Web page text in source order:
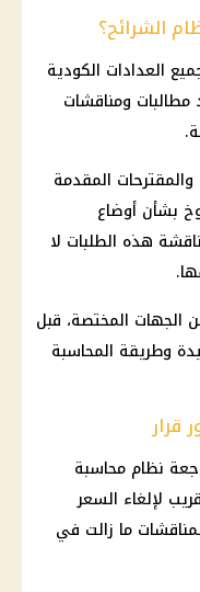
الشرائح؟
العدادات الكودية
مطالبات ومناقشات
والمقترحات المقدمة
بشأن أوضاع
هذه الطلبات لا
الجهات المختصة، قبل
وطريقة المحاسبة
قرار
نظام محاسبة
لإلغاء السعر
ما زالت في